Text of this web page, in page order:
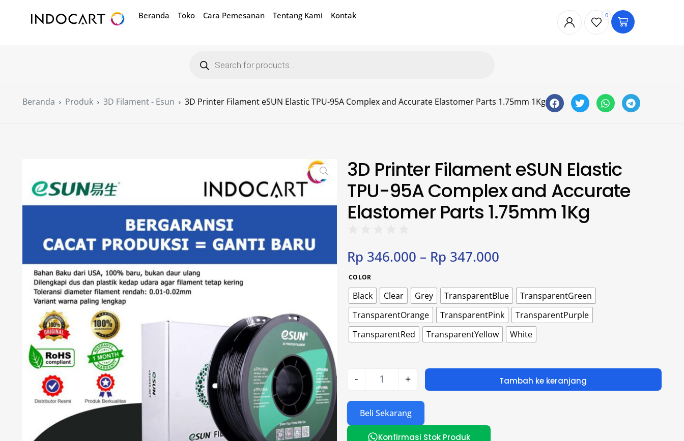
Beranda Toko Cara Pemesanan Tentang Kami Kontak 0
Beranda Produk 3D Filament - Esun 3D Printer Filament eSUN Elastic TPU-95A Complex and Accurate Elastomer Parts 1.75mm 1Kg
3D Printer Filament eSUN Elastic
TPU-95A Complex and Accurate
Elastomer Parts 1.75mm 1Kg
Rp 346.000 – Rp 347.000
COLOR
Black Clear Grey TransparentBlue
TransparentGreen
TransparentOrange
TransparentPink
TransparentPurple
TransparentRed
TransparentYellow White
- + Tambah ke keranjang
Beli Sekarang
Konfirmasi Stok Produk